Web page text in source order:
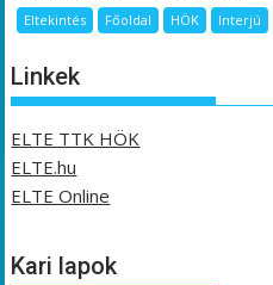
Eltekintés Főoldal HÖK Interjú
Linkek
ELTE TTK HÖK
ELTE.hu
ELTE Online
Kari lapok